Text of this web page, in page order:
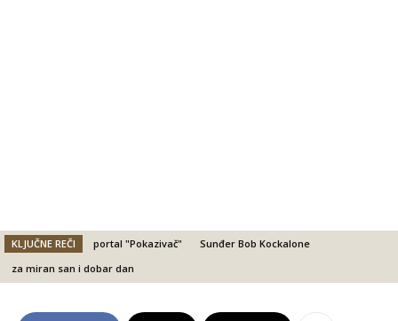
KLJUČNE REČI portal "Pokazivač"
Sunđer Bob Kockalone
za miran san i dobar dan